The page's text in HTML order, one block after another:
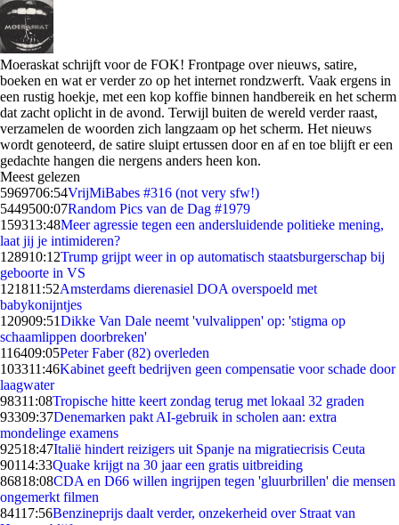
Moeraskat schrijft voor de FOK! Frontpage over nieuws, satire,
boeken en wat er verder zo op het internet rondzwerft. Vaak ergens in
een rustig hoekje, met een kop koffie binnen handbereik en het scherm
dat zacht oplicht in de avond. Terwijl buiten de wereld verder raast,
verzamelen de woorden zich langzaam op het scherm. Het nieuws
wordt genoteerd, de satire sluipt ertussen door en af en toe blijft er een
gedachte hangen die nergens anders heen kon.
Meest gelezen
5969706:54VrijMiBabes #316 (not very sfw!)
5449500:07Random Pics van de Dag #1979
159313:48Meer agressie tegen een andersluidende politieke mening,
laat jij je intimideren?
128910:12Trump grijpt weer in op automatisch staatsburgerschap bij
geboorte in VS
121811:52Amsterdams dierenasiel DOA overspoeld met
babykonijntjes
120909:51Dikke Van Dale neemt 'vulvalippen' op: 'stigma op
schaamlippen doorbreken'
116409:05Peter Faber (82) overleden
103311:46Kabinet geeft bedrijven geen compensatie voor schade door
laagwater
98311:08Tropische hitte keert zondag terug met lokaal 32 graden
93309:37Denemarken pakt AI-gebruik in scholen aan: extra
mondelinge examens
92518:47Italië hindert reizigers uit Spanje na migratiecrisis Ceuta
90114:33Quake krijgt na 30 jaar een gratis uitbreiding
86818:08CDA en D66 willen ingrijpen tegen 'gluurbrillen' die mensen
ongemerkt filmen
84117:56Benzineprijs daalt verder, onzekerheid over Straat van